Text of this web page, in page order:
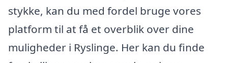
stykke, kan du med fordel bruge vores
platform til at få et overblik over dine
muligheder i Ryslinge. Her kan du finde